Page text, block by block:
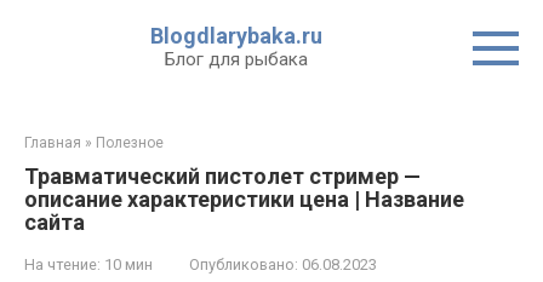
Blogdlarybaka.ru
Блог для рыбака
Главная » Полезное
Травматический пистолет стример —
описание характеристики цена | Название
сайта
На чтение: 10 мин Опубликовано: 06.08.2023